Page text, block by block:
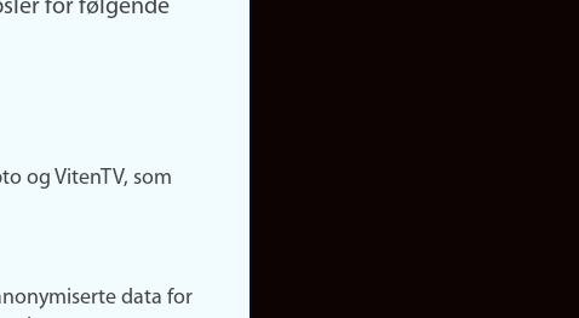
for følgende
og VitenTV, som
data for